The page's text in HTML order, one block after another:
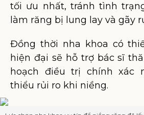
tối ưu nhất, tránh tình
làm răng bị lung lay và gãy
Đồng thời nha khoa có
hiện đại sẽ hỗ trợ bác sĩ
hoạch điều trị chính xác
thiểu rủi ro khi niềng.